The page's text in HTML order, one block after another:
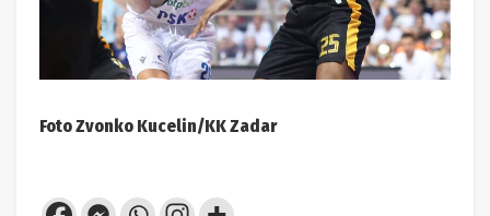
Foto Zvonko Kucelin/KK Zadar